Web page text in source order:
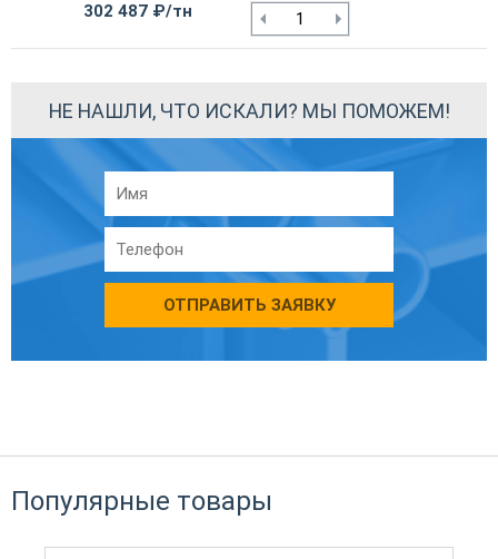
302 487 ₽/тн
НЕ НАШЛИ, ЧТО ИСКАЛИ? МЫ ПОМОЖЕМ!
ОТПРАВИТЬ ЗАЯВКУ
Популярные товары